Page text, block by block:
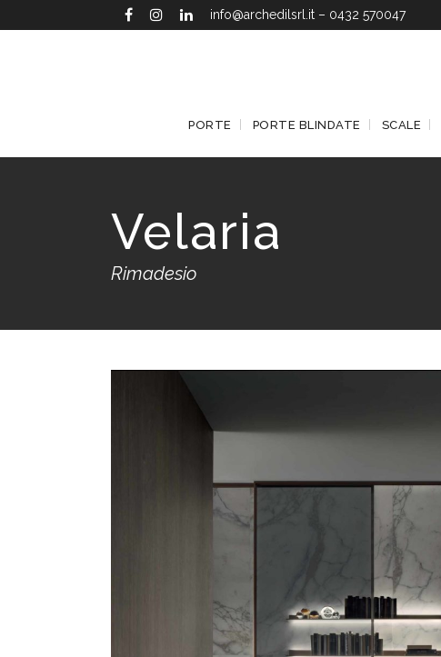
info@archedilsrl.it – 0432 570047
PORTE PORTE BLINDATE SCALE
Velaria
Rimadesio